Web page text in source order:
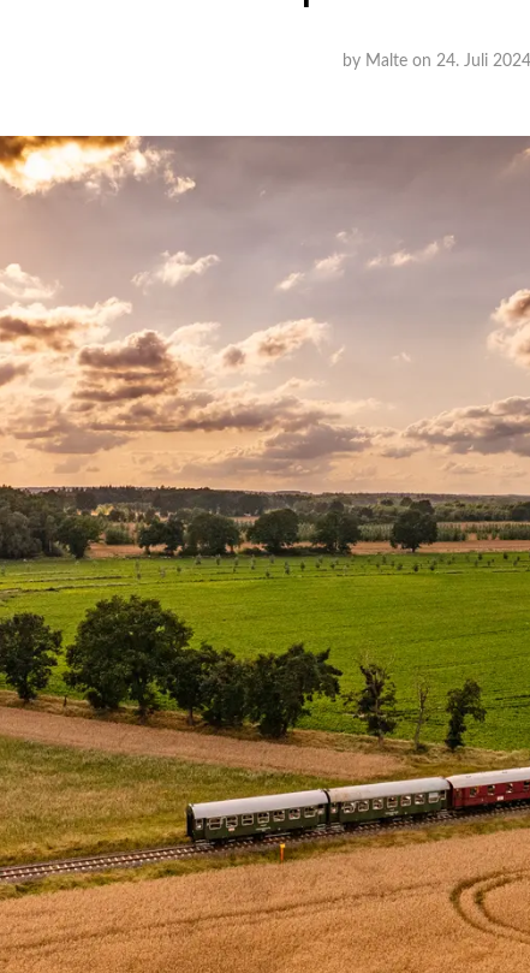
by Malte on 24. Juli 2024